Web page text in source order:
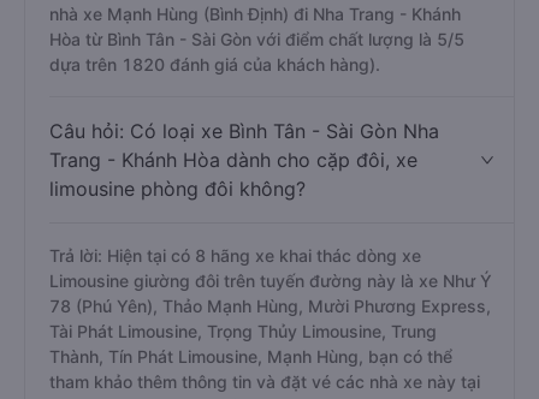
nhà xe Mạnh Hùng (Bình Định) đi Nha Trang - Khánh
Hòa từ Bình Tân - Sài Gòn với điểm chất lượng là 5/5
dựa trên 1820 đánh giá của khách hàng).
Câu hỏi: Có loại xe Bình Tân - Sài Gòn Nha
Trang - Khánh Hòa dành cho cặp đôi, xe
limousine phòng đôi không?
Trả lời: Hiện tại có 8 hãng xe khai thác dòng xe
Limousine giường đôi trên tuyến đường này là xe Như Ý
78 (Phú Yên), Thảo Mạnh Hùng, Mười Phương Express,
Tài Phát Limousine, Trọng Thủy Limousine, Trung
Thành, Tín Phát Limousine, Mạnh Hùng, bạn có thể
tham khảo thêm thông tin và đặt vé các nhà xe này tại